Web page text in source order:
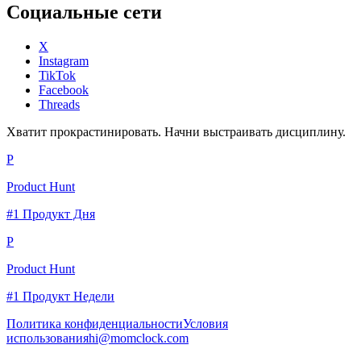
Социальные сети
X
Instagram
TikTok
Facebook
Threads
Хватит прокрастинировать. Начни выстраивать дисциплину.
P
Product Hunt
#1 Продукт Дня
P
Product Hunt
#1 Продукт Недели
Политика конфиденциальностиУсловия
использованияhi@momclock.com